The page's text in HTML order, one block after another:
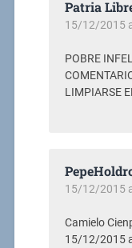
Patria
15/12/2015
POBRE
LIMPIARSE
15/12/2015
Camielo
15/12/2015